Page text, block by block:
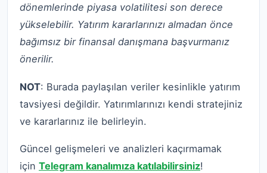
dönemlerinde piyasa volatilitesi son derece
yükselebilir. Yatırım kararlarınızı almadan önce
bağımsız bir finansal danışmana başvurmanız
önerilir.
NOT: Burada paylaşılan veriler kesinlikle yatırım
tavsiyesi değildir. Yatırımlarınızı kendi stratejiniz
ve kararlarınız ile belirleyin.
Güncel gelişmeleri ve analizleri kaçırmamak
için Telegram kanalımıza katılabilirsiniz!